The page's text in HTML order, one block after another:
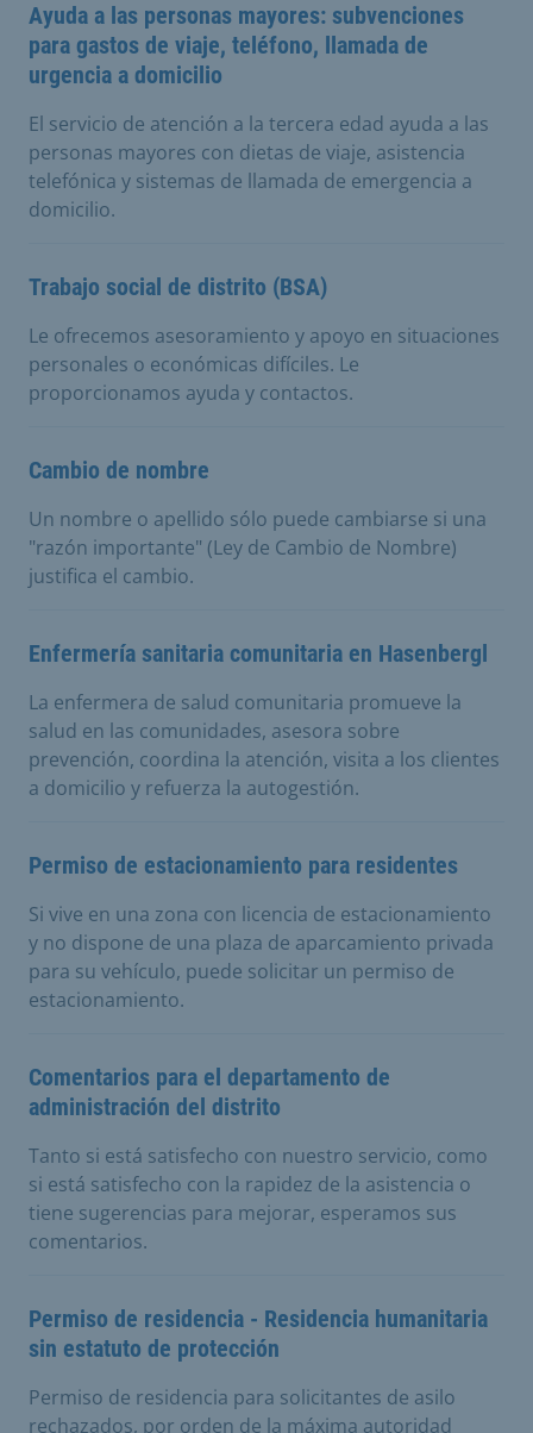
Ayuda a las personas mayores: subvenciones
para gastos de viaje, teléfono, llamada de
urgencia a domicilio
El servicio de atención a la tercera edad ayuda a las
personas mayores con dietas de viaje, asistencia
telefónica y sistemas de llamada de emergencia a
domicilio.
Trabajo social de distrito (BSA)
Le ofrecemos asesoramiento y apoyo en situaciones
personales o económicas difíciles. Le
proporcionamos ayuda y contactos.
Cambio de nombre
Un nombre o apellido sólo puede cambiarse si una
"razón importante" (Ley de Cambio de Nombre)
justifica el cambio.
Enfermería sanitaria comunitaria en Hasenbergl
La enfermera de salud comunitaria promueve la
salud en las comunidades, asesora sobre
prevención, coordina la atención, visita a los clientes
a domicilio y refuerza la autogestión.
Permiso de estacionamiento para residentes
Si vive en una zona con licencia de estacionamiento
y no dispone de una plaza de aparcamiento privada
para su vehículo, puede solicitar un permiso de
estacionamiento.
Comentarios para el departamento de
administración del distrito
Tanto si está satisfecho con nuestro servicio, como
si está satisfecho con la rapidez de la asistencia o
tiene sugerencias para mejorar, esperamos sus
comentarios.
Permiso de residencia - Residencia humanitaria
sin estatuto de protección
Permiso de residencia para solicitantes de asilo
rechazados, por orden de la máxima autoridad